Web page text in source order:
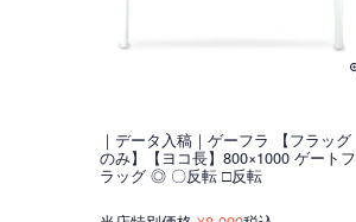
｜データ入稿｜ゲーフラ 【フラッグ
のみ】【ヨコ長】800×1000 ゲートフ
ラッグ ◎ 〇反転 □反転